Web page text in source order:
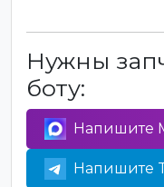
Нужны
боту:
Напишите
Напишите